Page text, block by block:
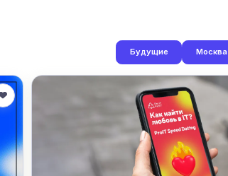
Будущие Москва